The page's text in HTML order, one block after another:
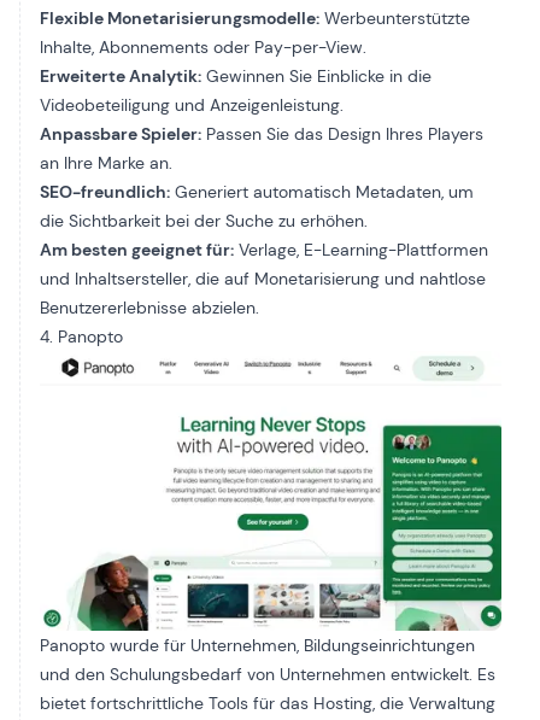
Flexible Monetarisierungsmodelle: Werbeunterstützte
Inhalte, Abonnements oder Pay-per-View.
Erweiterte Analytik: Gewinnen Sie Einblicke in die
Videobeteiligung und Anzeigenleistung.
Anpassbare Spieler: Passen Sie das Design Ihres Players
an Ihre Marke an.
SEO-freundlich: Generiert automatisch Metadaten, um
die Sichtbarkeit bei der Suche zu erhöhen.
Am besten geeignet für: Verlage, E-Learning-Plattformen
und Inhaltsersteller, die auf Monetarisierung und nahtlose
Benutzererlebnisse abzielen.
4. Panopto
Panopto wurde für Unternehmen, Bildungseinrichtungen
und den Schulungsbedarf von Unternehmen entwickelt. Es
bietet fortschrittliche Tools für das Hosting, die Verwaltung